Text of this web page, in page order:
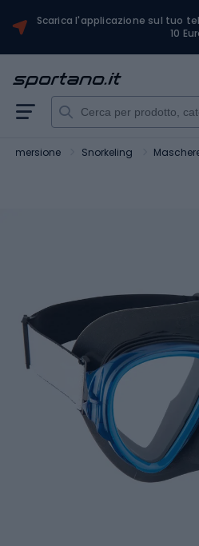
Scarica l'applicazione sul tuo
10
Immersione Snorkeling